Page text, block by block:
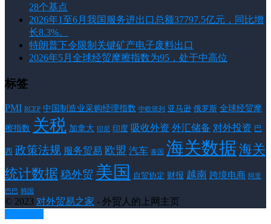
28个基点
2026年1至6月我国服务进出口总额37797.5亿元，同比增
长8.3%。
特朗普下令限制关键矿产电子废料出口
2026年5月全球经贸摩擦指数为95，处于中高位
标签
PMI RCEP 中国制造业采购经理指数 中欧班列 亚马逊 俄罗斯 全球经贸摩
擦指数 关税 加拿大 印尼 印度 吸收外资 外汇储备 对外投资 巴
西 政策法规 服务贸易 欧盟 汽车 泰国 海关数据 海关
统计数据 稳外贸 美国 自贸协定 财报 越南 跨境电商 阿里
巴巴 韩国
© 2023 对外贸易之家 - 外贸人的上网主页